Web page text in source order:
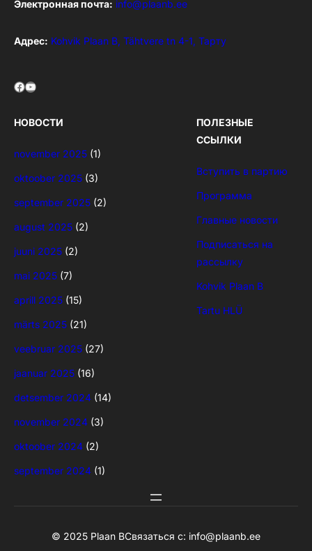
Электронная почта: info@plaanb.ee
Адрес: Kohvik Plaan B, Tähtvere tn 4-1, Тарту
Facebook YouTube
НОВОСТИ
november 2025 (1)
oktoober 2025 (3)
september 2025 (2)
august 2025 (2)
juuni 2025 (2)
mai 2025 (7)
aprill 2025 (15)
märts 2025 (21)
veebruar 2025 (27)
jaanuar 2025 (16)
detsember 2024 (14)
november 2024 (3)
oktoober 2024 (2)
september 2024 (1)
ПОЛЕЗНЫЕ
ССЫЛКИ
Вступить в партию
Программа
Главные новости
Подписаться на
рассылку
Kohvik Plaan B
Tartu HLÜ
© 2025 Plaan BСвязаться с: info@plaanb.ee